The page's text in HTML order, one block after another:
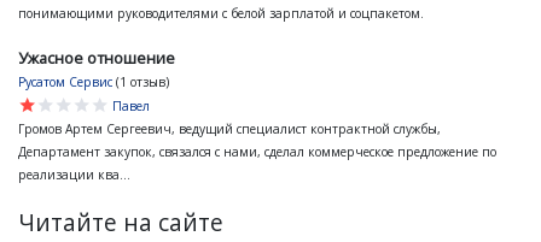
понимающими руководителями с белой зарплатой и соцпакетом.
Ужасное отношение
Русатом Сервис (1 отзыв)
star
star
star
star
star
Павел
Громов Артем Сергеевич, ведущий специалист контрактной службы,
Департамент закупок, связался с нами, сделал коммерческое предложение по
реализации ква...
Читайте на сайте